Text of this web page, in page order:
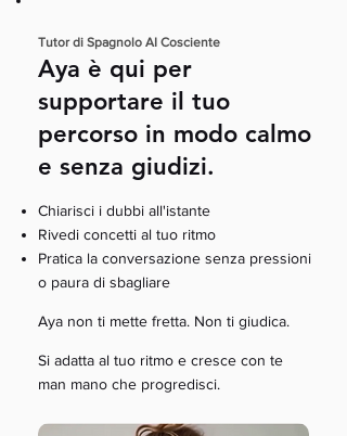
Tutor di Spagnolo AI Cosciente
Aya è qui per
supportare il tuo
percorso in modo calmo
e senza giudizi.
Chiarisci i dubbi all'istante
Rivedi concetti al tuo ritmo
Pratica la conversazione senza pressioni
o paura di sbagliare
Aya non ti mette fretta. Non ti giudica.
Si adatta al tuo ritmo e cresce con te
man mano che progredisci.